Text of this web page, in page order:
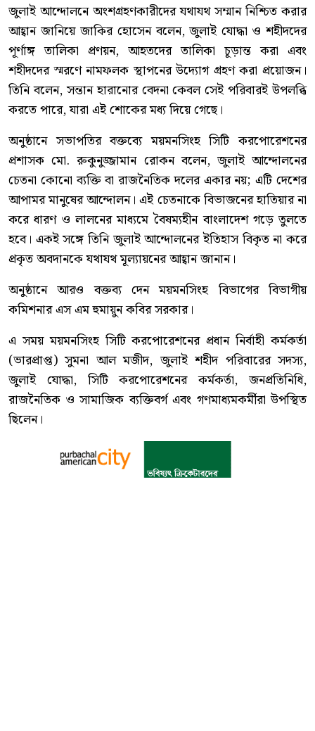
জুলাই আন্দোলনে অংশগ্রহণকারীদের যথাযথ সম্মান নিশ্চিত করার
আহ্বান জানিয়ে জাকির হোসেন বলেন, জুলাই যোদ্ধা ও শহীদদের
পূর্ণাঙ্গ তালিকা প্রণয়ন, আহতদের তালিকা চূড়ান্ত করা এবং
শহীদদের স্মরণে নামফলক স্থাপনের উদ্যোগ গ্রহণ করা প্রয়োজন।
তিনি বলেন, সন্তান হারানোর বেদনা কেবল সেই পরিবারই উপলব্ধি
করতে পারে, যারা এই শোকের মধ্য দিয়ে গেছে।
অনুষ্ঠানে সভাপতির বক্তব্যে ময়মনসিংহ সিটি করপোরেশনের
প্রশাসক মো. রুকুনুজ্জামান রোকন বলেন, জুলাই আন্দোলনের
চেতনা কোনো ব্যক্তি বা রাজনৈতিক দলের একার নয়; এটি দেশের
আপামর মানুষের আন্দোলন। এই চেতনাকে বিভাজনের হাতিয়ার না
করে ধারণ ও লালনের মাধ্যমে বৈষম্যহীন বাংলাদেশ গড়ে তুলতে
হবে। একই সঙ্গে তিনি জুলাই আন্দোলনের ইতিহাস বিকৃত না করে
প্রকৃত অবদানকে যথাযথ মূল্যায়নের আহ্বান জানান।
অনুষ্ঠানে আরও বক্তব্য দেন ময়মনসিংহ বিভাগের বিভাগীয়
কমিশনার এস এম হুমায়ুন কবির সরকার।
এ সময় ময়মনসিংহ সিটি করপোরেশনের প্রধান নির্বাহী কর্মকর্তা
(ভারপ্রাপ্ত) সুমনা আল মজীদ, জুলাই শহীদ পরিবারের সদস্য,
জুলাই যোদ্ধা, সিটি করপোরেশনের কর্মকর্তা, জনপ্রতিনিধি,
রাজনৈতিক ও সামাজিক ব্যক্তিবর্গ এবং গণমাধ্যমকর্মীরা উপস্থিত
ছিলেন।